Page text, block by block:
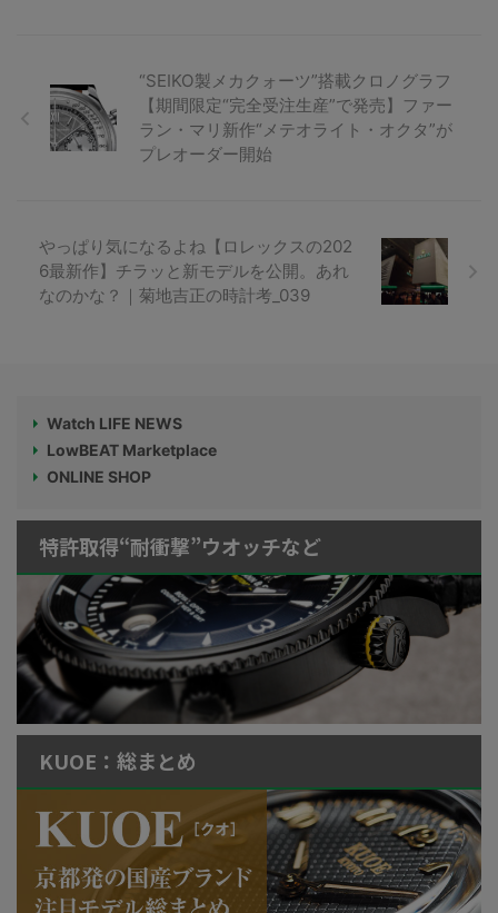
“SEIKO製メカクォーツ”搭載クロノグラフ
【期間限定“完全受注生産”で発売】ファー
ラン・マリ新作“メテオライト・オクタ”が
プレオーダー開始
やっぱり気になるよね【ロレックスの202
6最新作】チラッと新モデルを公開。あれ
なのかな？｜菊地吉正の時計考_039
Watch LIFE NEWS
LowBEAT Marketplace
ONLINE SHOP
特許取得“耐衝撃”ウオッチなど
KUOE：総まとめ